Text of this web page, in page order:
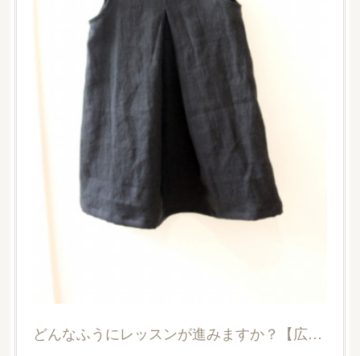
どんなふうにレッスンが進みますか？【広島洋裁教室・てくてくソーイング】